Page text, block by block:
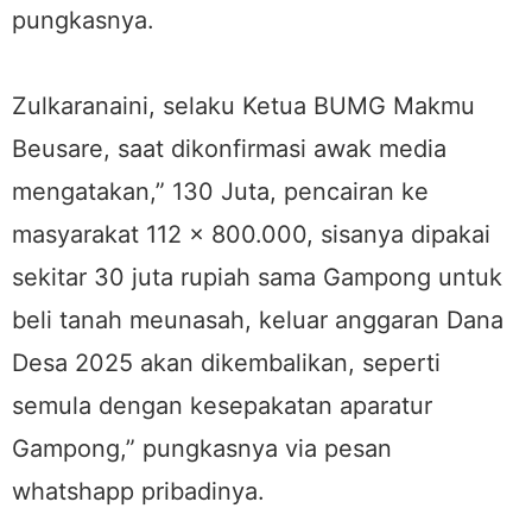
pungkasnya.
Zulkaranaini, selaku Ketua BUMG Makmu
Beusare, saat dikonfirmasi awak media
mengatakan,” 130 Juta, pencairan ke
masyarakat 112 × 800.000, sisanya dipakai
sekitar 30 juta rupiah sama Gampong untuk
beli tanah meunasah, keluar anggaran Dana
Desa 2025 akan dikembalikan, seperti
semula dengan kesepakatan aparatur
Gampong,” pungkasnya via pesan
whatshapp pribadinya.